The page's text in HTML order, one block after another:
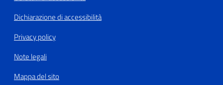
Dichiarazione di accessibilità
Privacy policy
Note legali
Mappa del sito